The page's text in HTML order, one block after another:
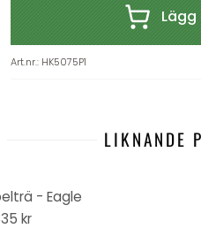
Art.nr.: HK5075P1
LIKNANDE
- Eagle
kr